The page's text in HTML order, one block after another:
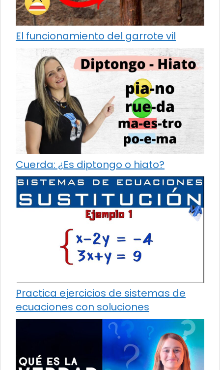
El funcionamiento del garrote vil
Cuerda: ¿Es diptongo o hiato?
Practica ejercicios de sistemas de
ecuaciones con soluciones